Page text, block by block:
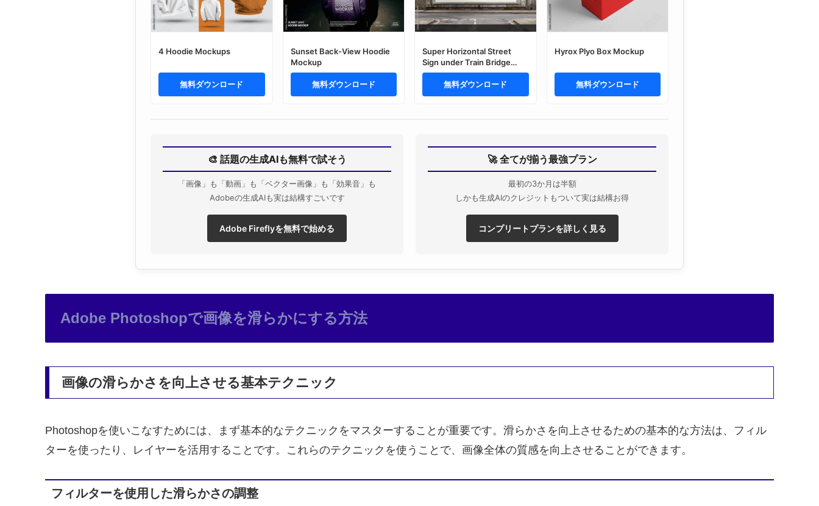
4 Hoodie Mockups
無料ダウンロード
Sunset Back-View Hoodie
Mockup
無料ダウンロード
Super Horizontal Street
Sign under Train Bridge
Mockup
無料ダウンロード
Hyrox Plyo Box Mockup
無料ダウンロード
🎨 話題の生成AIも無料で試そう
「画像」も「動画」も「ベクター画像」も「効果音」も
Adobeの生成AIも実は結構すごいです
Adobe Fireflyを無料で始める
🚀 全てが揃う最強プラン
最初の3か月は半額
しかも生成AIのクレジットもついて実は結構お得
コンプリートプランを詳しく見る
Adobe Photoshopで画像を滑らかにする方法
画像の滑らかさを向上させる基本テクニック
Photoshopを使いこなすためには、まず基本的なテクニックをマスターすることが重要です。滑らかさを向上させるための基本的な方法は、フィル
ターを使ったり、レイヤーを活用することです。これらのテクニックを使うことで、画像全体の質感を向上させることができます。
フィルターを使用した滑らかさの調整